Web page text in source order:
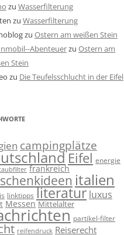
zu Wasserfilterung
zu Wasserfilterung
zu Ostern am weißen Stein
Abenteuerzu Ostern am
Stein
zu Die Teufelsschlucht in der Eifel
campingplätze
Eifel energie
frankreich
italien
linktipps literatur luxus
Messen Mittelalter
partikel-filter
reifendruck Reiserecht